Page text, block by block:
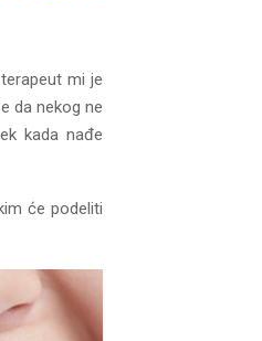
mi je
da nekog ne
kada nađe
će podeliti